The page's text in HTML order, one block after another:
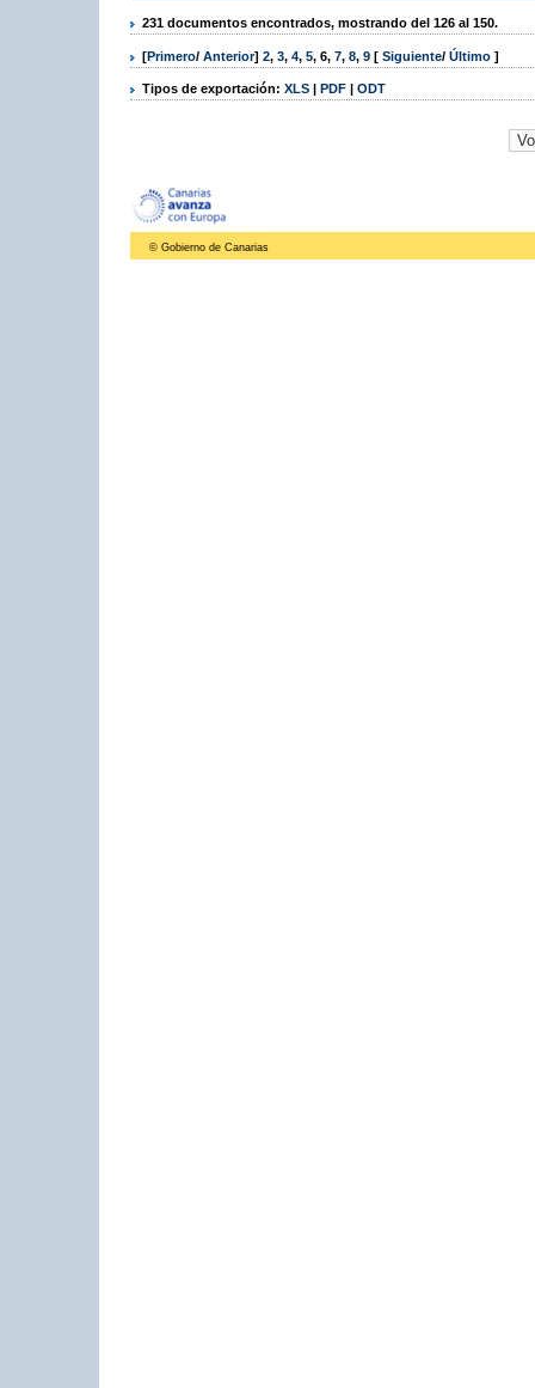
231 documentos encontrados, mostrando del 126 al 150.
[Primero/ Anterior] 2, 3, 4, 5, 6, 7, 8, 9 [ Siguiente/ Último ]
Tipos de exportación: XLS | PDF | ODT
© Gobierno de Canarias